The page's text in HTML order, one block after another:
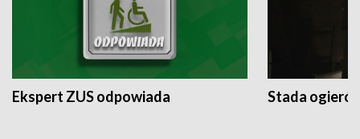
Ekspert ZUS odpowiada Stada